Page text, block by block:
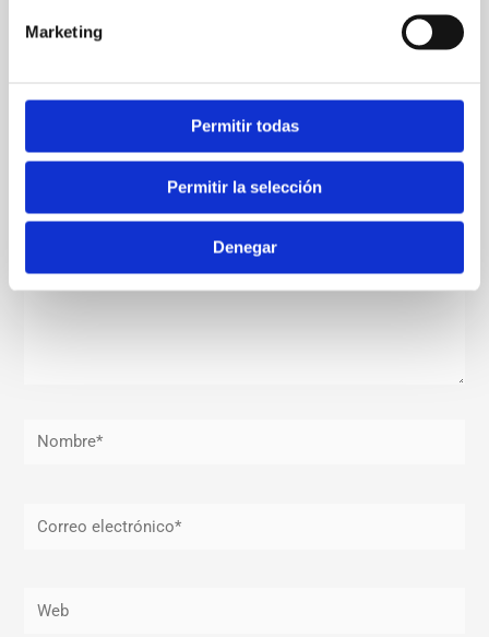
Marketing
Permitir todas
Permitir la selección
Denegar
Deja un comentario
Tu dirección de correo electrónico no será publicada. Los
aquí...
Nombre*
Correo
Web